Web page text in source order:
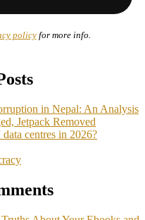
policyfor more info.
in Nepal: An Analysis
Jetpack Removed
centres in 2026?